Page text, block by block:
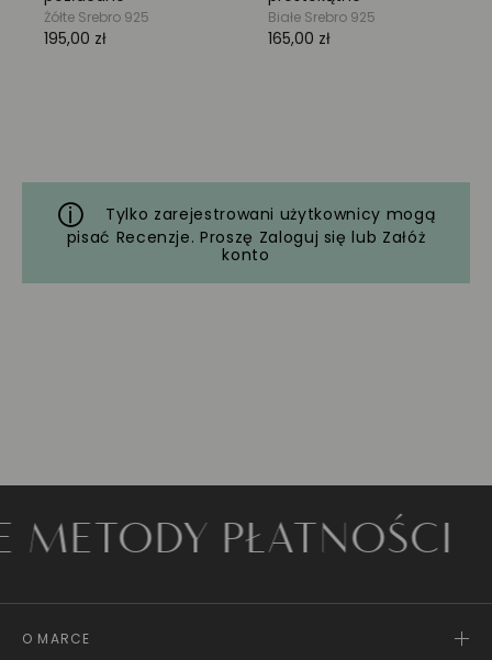
Tylko zarejestrowani użytkownicy mogą
pisać Recenzje. Proszę Zaloguj się lub Załóż
konto
PŁATNOŚCI
O MARCE